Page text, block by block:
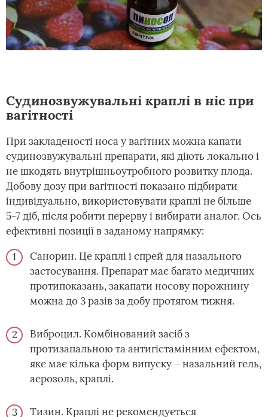
Судинозвужувальні краплі в ніс при
вагітності
При закладеності носа у вагітних можна капати
судинозвужувальні препарати, які діють локально і
не шкодять внутрішньоутробного розвитку плода.
Добову дозу при вагітності показано підбирати
індивідуально, використовувати краплі не більше
5-7 діб, після робити перерву і вибирати аналог. Ось
ефективні позиції в заданому напрямку:
Санорин. Це краплі і спрей для назального
застосування. Препарат має багато медичних
протипоказань, закапати носову порожнину
можна до 3 разів за добу протягом тижня.
Виброцил. Комбінований засіб з
протизапальною та антигістамінним ефектом,
яке має кілька форм випуску – назальний гель,
аерозоль, краплі.
Тизин. Краплі не рекомендується